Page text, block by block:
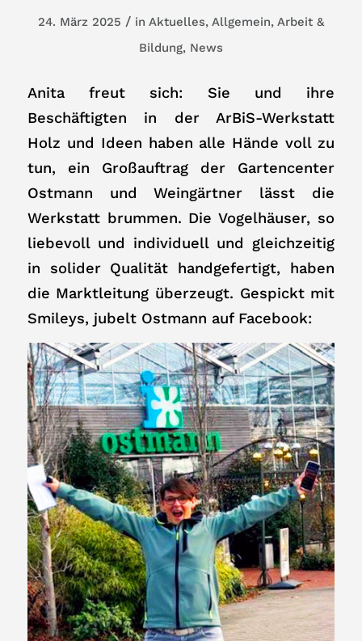
24. März 2025 / in Aktuelles, Allgemein, Arbeit &
Bildung, News
Anita freut sich: Sie und ihre
Beschäftigten in der ArBiS-Werkstatt
Holz und Ideen haben alle Hände voll zu
tun, ein Großauftrag der Gartencenter
Ostmann und Weingärtner lässt die
Werkstatt brummen. Die Vogelhäuser, so
liebevoll und individuell und gleichzeitig
in solider Qualität handgefertigt, haben
die Marktleitung überzeugt. Gespickt mit
Smileys, jubelt Ostmann auf Facebook: